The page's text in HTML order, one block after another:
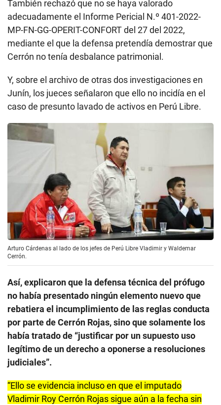
También rechazó que no se haya valorado
adecuadamente el Informe Pericial N.º 401-2022-
MP-FN-GG-OPERIT-CONFORT del 27 del 2022,
mediante el que la defensa pretendía demostrar que
Cerrón no tenía desbalance patrimonial.
Y, sobre el archivo de otras dos investigaciones en
Junín, los jueces señalaron que ello no incidía en el
caso de presunto lavado de activos en Perú Libre.
Arturo Cárdenas al lado de los jefes de Perú Libre Vladimir y Waldemar
Cerrón.
Así, explicaron que la defensa técnica del prófugo
no había presentado ningún elemento nuevo que
rebatiera el incumplimiento de las reglas conducta
por parte de Cerrón Rojas, sino que solamente los
había tratado de “justificar por un supuesto uso
legítimo de un derecho a oponerse a resoluciones
judiciales”.
“Ello se evidencia incluso en que el imputado
Vladimir Roy Cerrón Rojas sigue aún a la fecha sin